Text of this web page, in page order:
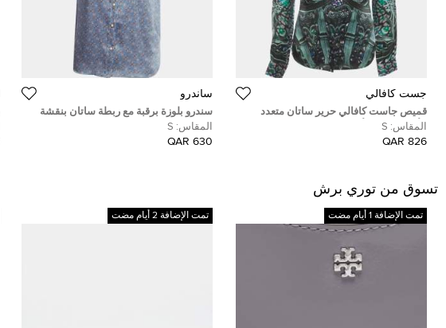
جست كافالي
قميص جاست كافالي حرير ساتان متعدد
الألوان نقش الأزهار والبيزلي مقاس صغير -
سمول
المقاس: S
826 QAR
ساندرو
سندرو بلوزة برقبة مع ربطة ساتان بنقشة
روابط زرقاء وتقليمات بليسيه مقاس صغير
المقاس: S
630 QAR
تسوق من توري برش
تمت الإضافة 1 أيام مضت تمت الإضافة 2 أيام مضت